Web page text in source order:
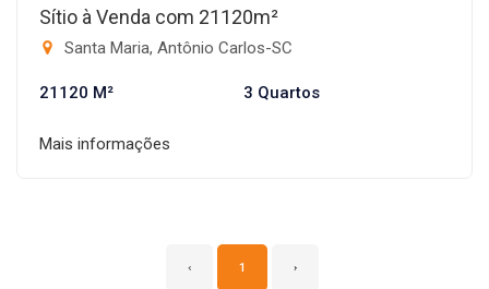
Sítio à Venda com 21120m²
Santa Maria, Antônio Carlos-SC
21120 M² 3 Quartos
Mais informações
‹ 1 ›